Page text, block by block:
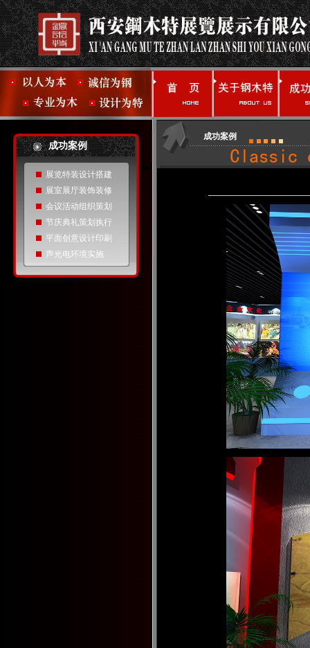
成功案例
展览特装设计搭建
展室展厅装饰装修
会议活动组织策划
节庆典礼策划执行
平面创意设计印刷
声光电环境实施
成功案例